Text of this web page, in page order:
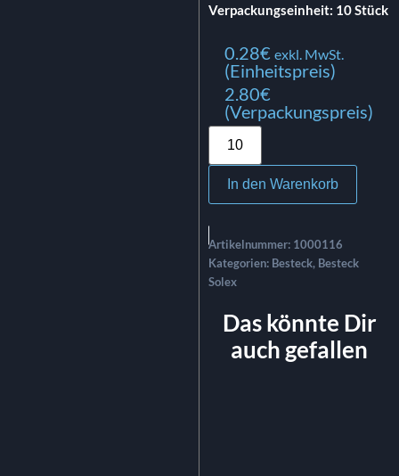
Verpackungseinheit: 10 Stück
0.28€ exkl. MwSt.
(Einheitspreis)
2.80€
(Verpackungspreis)
In den Warenkorb
Artikelnummer: 1000116
Kategorien: Besteck, Besteck
Solex
Das könnte Dir
auch gefallen